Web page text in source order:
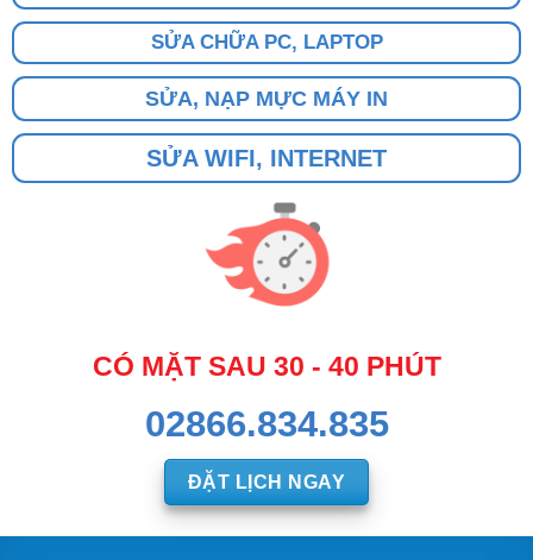
SỬA CHỮA PC, LAPTOP
SỬA, NẠP MỰC MÁY IN
SỬA WIFI, INTERNET
CÓ MẶT SAU 30 - 40 PHÚT
02866.834.835
ĐẶT LỊCH NGAY